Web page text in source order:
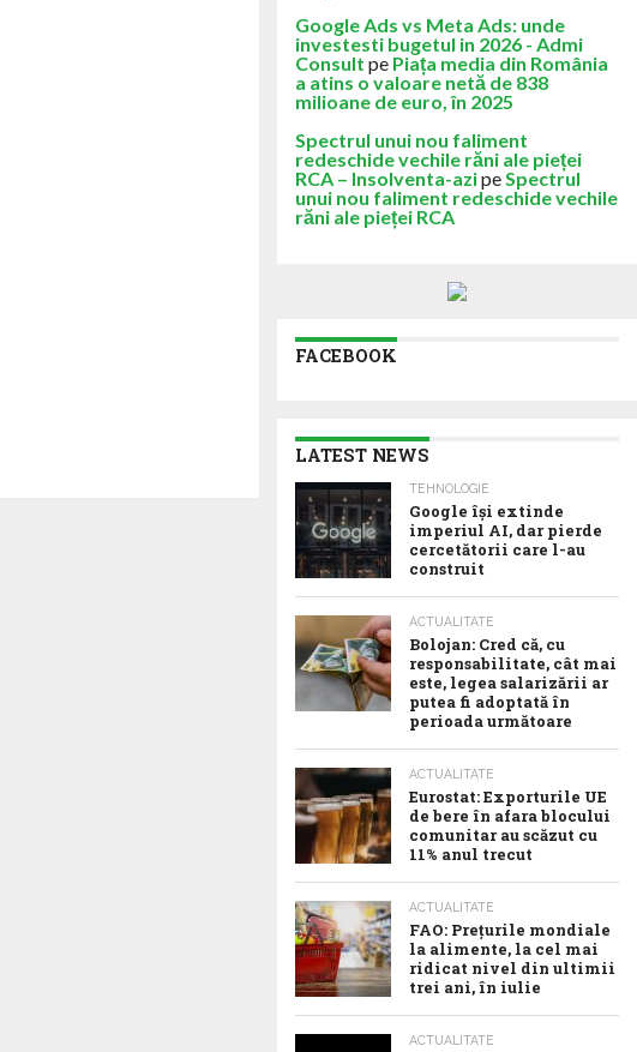
Google Ads vs Meta Ads: unde
investesti bugetul in 2026 - Admi
Consult pe Piața media din România
a atins o valoare netă de 838
milioane de euro, în 2025
Spectrul unui nou faliment
redeschide vechile răni ale pieței
RCA – Insolventa-azipeSpectrul
unui nou faliment redeschide vechile
răni ale pieței RCA
FACEBOOK
LATEST NEWS
TEHNOLOGIE
Google îşi extinde
imperiul AI, dar pierde
cercetătorii care l-au
construit
ACTUALITATE
Bolojan: Cred că, cu
responsabilitate, cât mai
este, legea salarizării ar
putea fi adoptată în
perioada următoare
ACTUALITATE
Eurostat: Exporturile UE
de bere în afara blocului
comunitar au scăzut cu
11% anul trecut
ACTUALITATE
FAO: Prețurile mondiale
la alimente, la cel mai
ridicat nivel din ultimii
trei ani, în iulie
ACTUALITATE